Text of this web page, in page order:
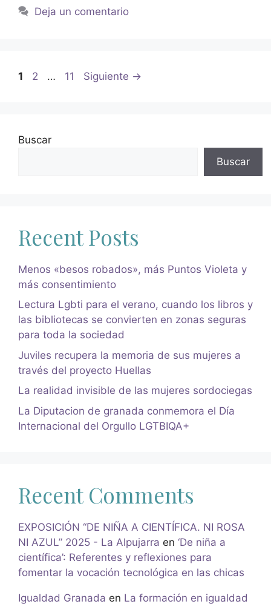
Deja un comentario
1 2 … 11 Siguiente →
Buscar
Buscar
Recent Posts
Menos «besos robados», más Puntos Violeta y
más consentimiento
Lectura Lgbti para el verano, cuando los libros y
las bibliotecas se convierten en zonas seguras
para toda la sociedad
Juviles recupera la memoria de sus mujeres a
través del proyecto Huellas
La realidad invisible de las mujeres sordociegas
La Diputacion de granada conmemora el Día
Internacional del Orgullo LGTBIQA+
Recent Comments
EXPOSICIÓN “DE NIÑA A CIENTÍFICA. NI ROSA
NI AZUL” 2025 - La Alpujarra en ‘De niña a
científica’: Referentes y reflexiones para
fomentar la vocación tecnológica en las chicas
Igualdad Granada en La formación en igualdad